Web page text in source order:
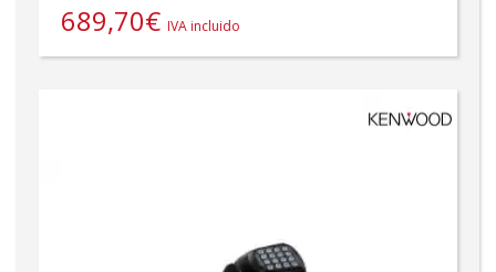
689,70€ IVA incluido